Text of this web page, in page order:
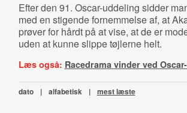
Efter den 91. Oscar-uddeling sidder
med en stigende fornemmelse af, at
prøver for hårdt på at vise, at de er
uden at kunne slippe tøjlerne helt.
Læs også: Racedrama vinder ved
dato | alfabetisk | mest læste